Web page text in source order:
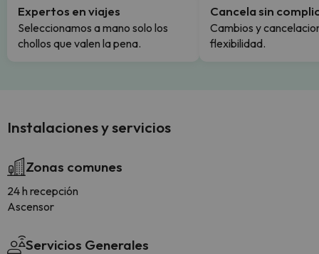
Expertos en viajes
Seleccionamos a mano solo los
chollos que valen la pena.
Cancela sin
Cambios y
flexibilidad.
Instalaciones y servicios
Zonas comunes
24 h recepción
Ascensor
Servicios Generales